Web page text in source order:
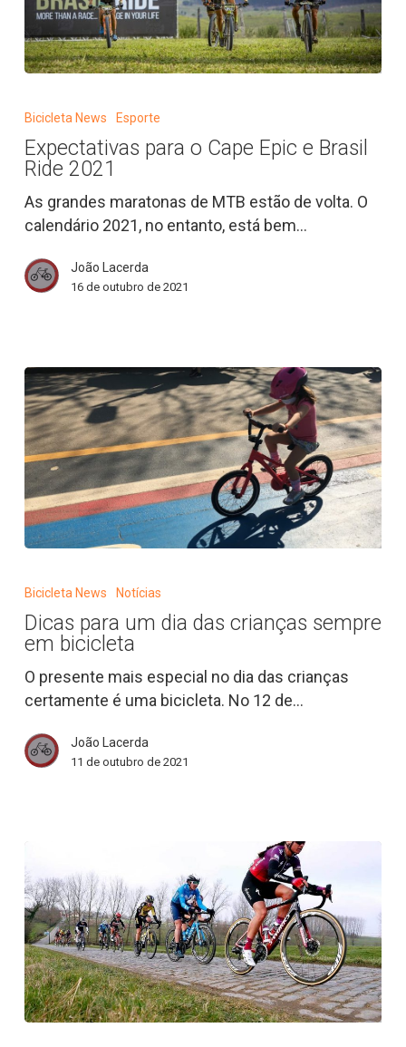
Cape
Epic
e
Brasil
2021
Bicicleta News Esporte
Expectativas para o Cape Epic e Brasil
Ride 2021
As grandes maratonas de MTB estão de volta. O
calendário 2021, no entanto, está bem…
João Lacerda
16 de outubro de 2021
dia
das
crianças
sempre
bicicleta
Bicicleta News Notícias
Dicas para um dia das crianças sempre
em bicicleta
O presente mais especial no dia das crianças
certamente é uma bicicleta. No 12 de…
João Lacerda
11 de outubro de 2021